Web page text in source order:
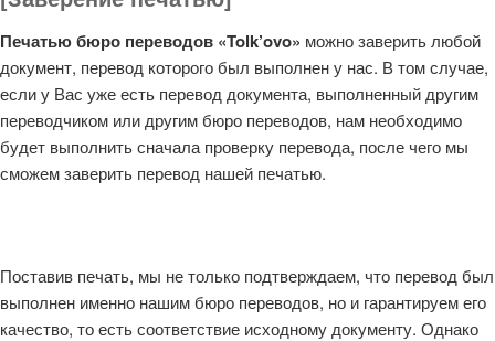
Печатью бюро переводов «Tolk’ovo» можно заверить любой
документ, перевод которого был выполнен у нас. В том случае,
если у Вас уже есть перевод документа, выполненный другим
переводчиком или другим бюро переводов, нам необходимо
будет выполнить сначала проверку перевода, после чего мы
сможем заверить перевод нашей печатью.
Поставив печать, мы не только подтверждаем, что перевод был
выполнен именно нашим бюро переводов, но и гарантируем его
качество, то есть соответствие исходному документу. Однако